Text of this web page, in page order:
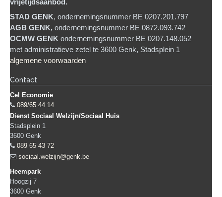
vrijetijdsaanbod.
STAD GENK, ondernemingsnummer BE 0207.201.797
AGB GENK, ondernemingsnummer BE 0872.093.742
OCMW GENK ondernemingsnummer BE 0207.148.052
met administratieve zetel te 3600 Genk, Stadsplein 1
algemene voorwaarden
Contact
Cel Economie
089/65 44 14
Dienst Sociaal Welzijn/Sociaal Huis
Stadsplein 1
3600 Genk
089 65 43 72
sociaal.welzijn@genk.be
Heempark
Hoogzij 7
3600 Genk